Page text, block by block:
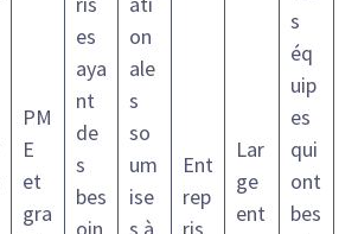
PM
E
et
gra
es
aya
nt
de
s
bes
on
ale
s
so
um
ise
Ent
rep
Lar
ge
ent
s
éq
uip
es
qui
ont
bes